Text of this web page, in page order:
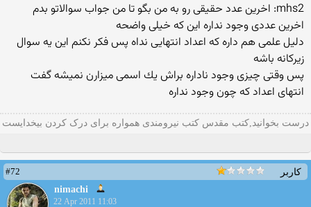
mhs2: اخرین عدد حقیقی رو به من بگو تا من جواب سوالاتو بدم
اخرین عددی وجود نداره این كه خیلی واضحه
دلیل علمی هم داره كه اعداد انتهایی نداه پس فكر نكنم این یه سوال
زیركانه باشه
پس وقتی چیزی وجود ناداره براش یك اسمی میزارن نمیشه گفت
انتهای اعداد كه چون وجود نداره
درست بخوانید,کتب مقدس کتب نیرومندی همواره برای درک کردن بیخدایست
کاربر
#72
nimachi
22 Apr 2011 11:03